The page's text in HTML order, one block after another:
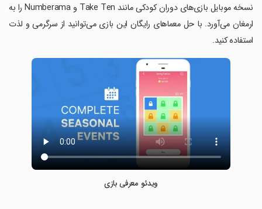
نسخه موبایل بازی‌های دوران کودکی مانند Take Ten و Numberama را به
ارمغان می‌آورد. با حل معماهای رایگان این بازی می‌توانید از سرگرمی و لذت
استفاده کنید.
ویدئو معرفی بازی